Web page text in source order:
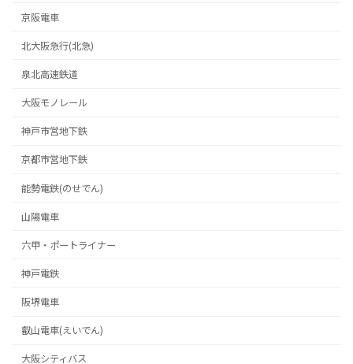
京阪電車
北大阪急行(北急)
泉北高速鉄道
大阪モノレール
神戸市営地下鉄
京都市営地下鉄
能勢電鉄(のせでん)
山陽電車
六甲・ポートライナー
神戸電鉄
阪堺電車
叡山電車(えいでん)
大阪シティバス